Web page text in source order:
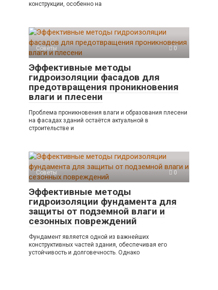
конструкции, особенно на
Советы 0
Эффективные методы
гидроизоляции фасадов для
предотвращения проникновения
влаги и плесени
Проблема проникновения влаги и образования плесени
на фасадах зданий остаётся актуальной в
строительстве и
Советы 0
Эффективные методы
гидроизоляции фундамента для
защиты от подземной влаги и
сезонных повреждений
Фундамент является одной из важнейших
конструктивных частей здания, обеспечивая его
устойчивость и долговечность. Однако